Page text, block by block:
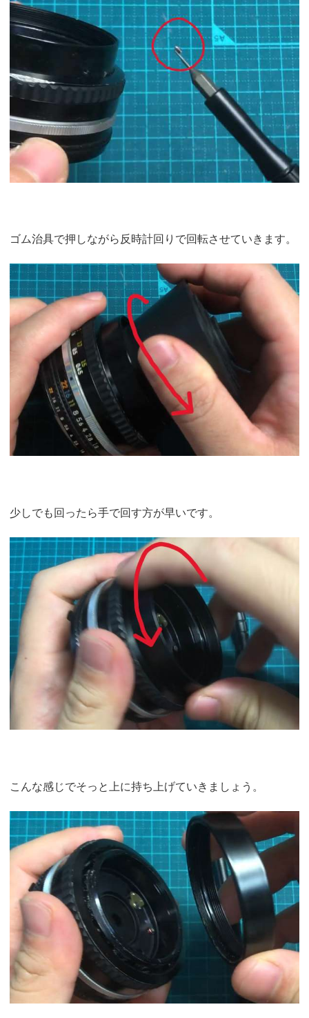
ゴム治具で押しながら反時計回りで回転させていきます。
少しでも回ったら手で回す方が早いです。
こんな感じでそっと上に持ち上げていきましょう。